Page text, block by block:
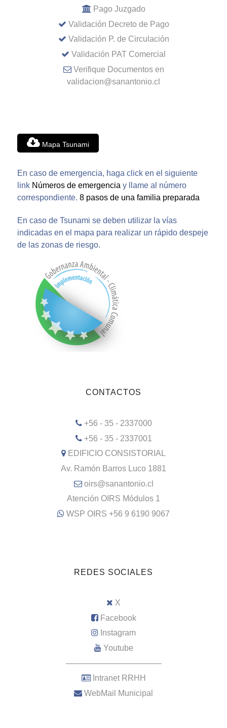
Pago Juzgado
Validación Decreto de Pago
Validación P. de Circulación
Validación PAT Comercial
Verifique Documentos en
validacion@sanantonio.cl
Mapa Tsunami
En caso de emergencia, haga click en el siguiente
link Números de emergencia y llame al número
correspondiente. 8 pasos de una familia preparada
En caso de Tsunami se deben utilizar la vías
indicadas en el mapa para realizar un rápido despeje
de las zonas de riesgo.
CONTACTOS
+56 - 35 - 2337000
+56 - 35 - 2337001
EDIFICIO CONSISTORIAL
Av. Ramón Barros Luco 1881
oirs@sanantonio.cl
Atención OIRS Módulos 1
WSP OIRS +56 9 6190 9067
REDES SOCIALES
X
Facebook
Instagram
Youtube
–––––––––––––––––––––
Intranet RRHH
WebMail Municipal